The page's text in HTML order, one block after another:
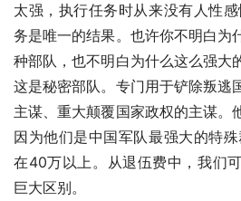
太强，执行任务时从来没有人性
务是唯一的结果。也许你不明白为
种部队，也不明白为什么这么强大
这是秘密部队。专门用于铲除叛逃
主谋、重大颠覆国家政权的主谋。
因为他们是中国军队最强大的特
在40万以上。从退伍费中，我们
巨大区别。